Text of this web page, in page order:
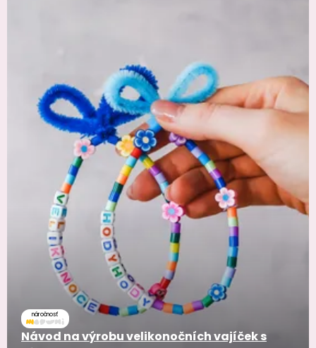
náročnosť
Návod na výrobu velikonočních vajíček s